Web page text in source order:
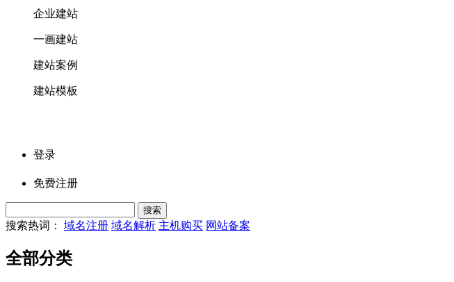
企业建站
一画建站
建站案例
建站模板
登录
免费注册
搜索热词： 域名注册 域名解析 主机购买 网站备案
全部分类